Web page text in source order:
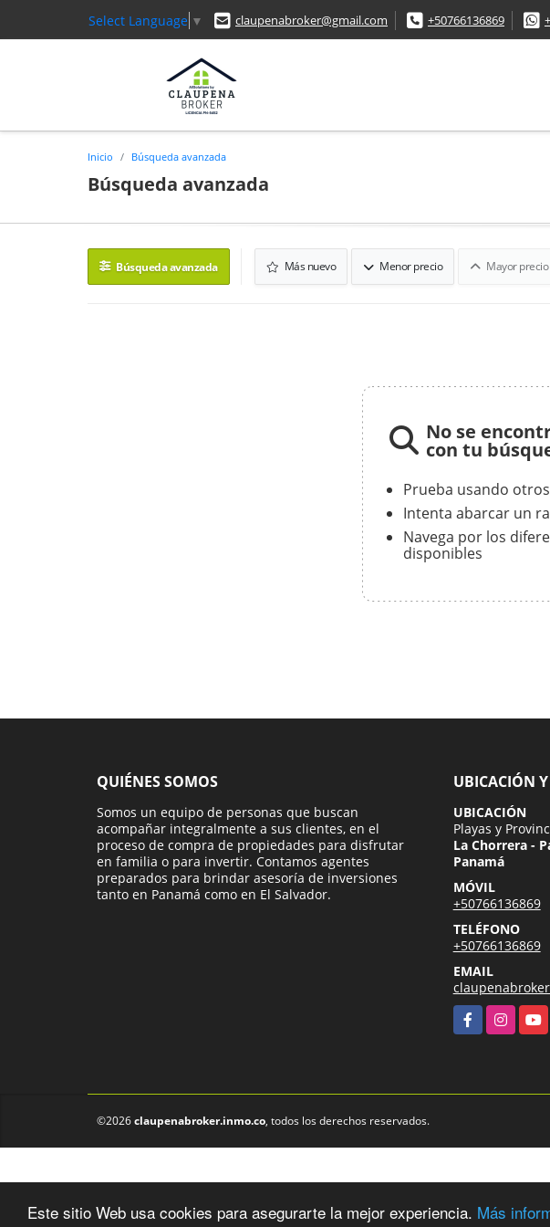
Este sitio Web usa cookies para asegurarte la mejor experiencia. Más
Select Language ▼ claupenabroker@gmail.com +50766136869
Inicio Búsqueda avanzada
Búsqueda avanzada
Búsqueda avanzada Más nuevo Menor precio Mayor precio
No se
con tu
Prueba usando
Intenta abarcar un
Navega por los
disponibles
QUIÉNES SOMOS
Somos un equipo de personas que buscan
acompañar integralmente a sus clientes, en el
proceso de compra de propiedades para disfrutar
en familia o para invertir. Contamos agentes
preparados para brindar asesoría de inversiones
tanto en Panamá como en El Salvador.
UBICACIÓN
UBICACIÓN
Playas y
La Chorrera -
Panamá
MÓVIL
+50766136869
TELÉFONO
+50766136869
EMAIL
FacebookInstagram
©2026claupenabroker.inmo.co, todos los derechos reservados.